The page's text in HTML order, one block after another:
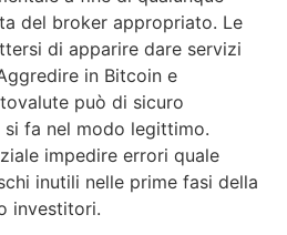
del broker appropriato. Le
di apparire dare servizi
in Bitcoin e
può di sicuro
fa nel modo legittimo.
impedire errori quale
inutili nelle prime fasi della
investitori.